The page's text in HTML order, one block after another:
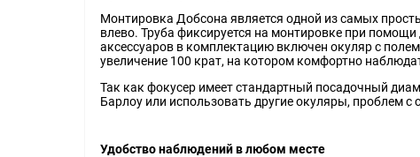
Монтировка Добсона является одной из самых
влево. Труба фиксируется на монтировке при помощи
аксессуаров в комплектацию включен окуляр с
увеличение 100 крат, на котором комфортно
Так как фокусер имеет стандартный посадочный
Барлоу или использовать другие окуляры, проблем с
Удобство наблюдений в любом месте